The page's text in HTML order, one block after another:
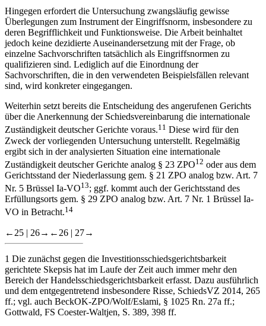
Hingegen erfordert die Untersuchung zwangsläufig gewisse
Überlegungen zum Instrument der Eingriffsnorm, insbesondere zu
deren Begrifflichkeit und Funktionsweise. Die Arbeit beinhaltet
jedoch keine dezidierte Auseinandersetzung mit der Frage, ob
einzelne Sachvorschriften tatsächlich als Eingriffsnormen zu
qualifizieren sind. Lediglich auf die Einordnung der
Sachvorschriften, die in den verwendeten Beispielsfällen relevant
sind, wird konkreter eingegangen.
Weiterhin setzt bereits die Entscheidung des angerufenen Gerichts
über die Anerkennung der Schiedsvereinbarung die internationale
Zuständigkeit deutscher Gerichte voraus.11 Diese wird für den
Zweck der vorliegenden Untersuchung unterstellt. Regelmäßig
ergibt sich in der analysierten Situation eine internationale
Zuständigkeit deutscher Gerichte analog § 23 ZPO12 oder aus dem
Gerichtsstand der Niederlassung gem. § 21 ZPO analog bzw. Art. 7
Nr. 5 Brüssel Ia-VO13; ggf. kommt auch der Gerichtsstand des
Erfüllungsorts gem. § 29 ZPO analog bzw. Art. 7 Nr. 1 Brüssel Ia-
VO in Betracht.14
←25 | 26→ ←26 | 27→
1 Die zunächst gegen die Investitionsschiedsgerichtsbarkeit
gerichtete Skepsis hat im Laufe der Zeit auch immer mehr den
Bereich der Handelsschiedsgerichtsbarkeit erfasst. Dazu ausführlich
und dem entgegentretend insbesondere Risse, SchiedsVZ 2014, 265
ff.; vgl. auch BeckOK-ZPO/Wolf/Eslami, § 1025 Rn. 27a ff.;
Gottwald, FS Coester-Waltjen, S. 389, 398 ff.